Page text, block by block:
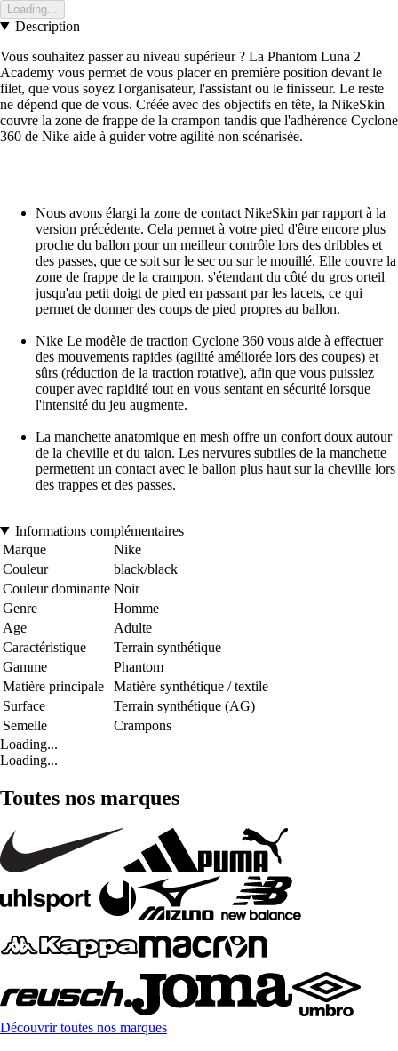
Loading...
Description
Vous souhaitez passer au niveau supérieur ? La Phantom Luna 2
Academy vous permet de vous placer en première position devant le
filet, que vous soyez l'organisateur, l'assistant ou le finisseur. Le reste
ne dépend que de vous. Créée avec des objectifs en tête, la NikeSkin
couvre la zone de frappe de la crampon tandis que l'adhérence Cyclone
360 de Nike aide à guider votre agilité non scénarisée.
Nous avons élargi la zone de contact NikeSkin par rapport à la
version précédente. Cela permet à votre pied d'être encore plus
proche du ballon pour un meilleur contrôle lors des dribbles et
des passes, que ce soit sur le sec ou sur le mouillé. Elle couvre la
zone de frappe de la crampon, s'étendant du côté du gros orteil
jusqu'au petit doigt de pied en passant par les lacets, ce qui
permet de donner des coups de pied propres au ballon.
Nike Le modèle de traction Cyclone 360 vous aide à effectuer
des mouvements rapides (agilité améliorée lors des coupes) et
sûrs (réduction de la traction rotative), afin que vous puissiez
couper avec rapidité tout en vous sentant en sécurité lorsque
l'intensité du jeu augmente.
La manchette anatomique en mesh offre un confort doux autour
de la cheville et du talon. Les nervures subtiles de la manchette
permettent un contact avec le ballon plus haut sur la cheville lors
des trappes et des passes.
Informations complémentaires
Marque
Nike
Couleur
black/black
Couleur dominante Noir
Genre
Homme
Age
Adulte
Caractéristique
Terrain synthétique
Gamme
Phantom
Matière principale
Matière synthétique / textile
Surface
Terrain synthétique (AG)
Semelle
Crampons
Loading...
Loading...
Toutes nos marques
Découvrir toutes nos marques